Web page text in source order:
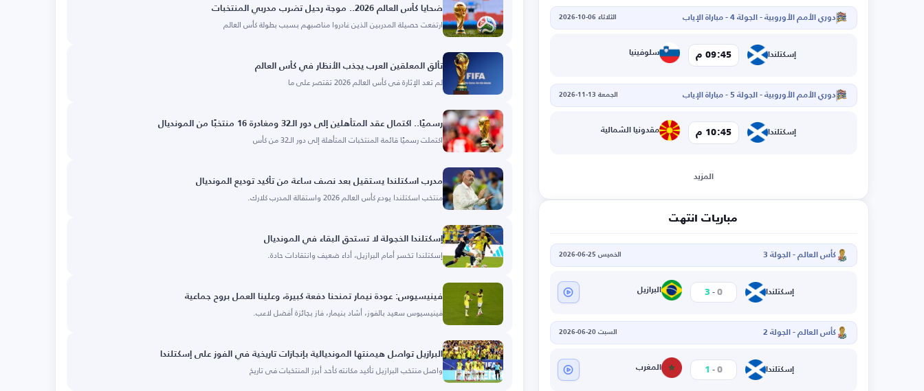
دوري الأمم الأوروبية - الجولة 4 - مباراة الإياب الثلاثاء 06-10-2026
إسكتلندا 09:45 م سلوفينيا
دوري الأمم الأوروبية - الجولة 5 - مباراة الإياب الجمعة 13-11-2026
إسكتلندا 10:45 م مقدونيا الشمالية
المزيد
مباريات انتهت
كأس العالم - الجولة 3 الخميس 25-06-2026
إسكتلندا 0
-
3 البرازيل
كأس العالم - الجولة 2 السبت 20-06-2026
إسكتلندا 0
-
1 المغرب
ضحايا كأس العالم 2026.. موجة رحيل تضرب مدربي المنتخبات
ارتفعت حصيلة المدربين الذين غادروا مناصبهم بسبب بطولة كأس العالم
تألق المعلقين العرب يجذب الأنظار في كأس العالم
لم تعد الإثارة في كأس العالم 2026 تقتصر على ما
رسميًا.. اكتمال عقد المتأهلين إلى دور الـ32 ومغادرة 16 منتخبًا من المونديال
اكتملت رسميًا قائمة المنتخبات المتأهلة إلى دور الـ32 من كأس
مدرب اسكتلندا يستقيل بعد نصف ساعة من تأكيد توديع المونديال
منتخب اسكتلندا يودع كأس العالم 2026 واستقالة المدرب كلارك.
إسكتلندا الخجولة لا تستحق البقاء في المونديال
إسكتلندا تخسر أمام البرازيل، أداء ضعيف وانتقادات حادة.
فينيسيوس: عودة نيمار تمنحنا دفعة كبيرة، وعلينا العمل بروح جماعية
فينيسيوس سعيد بالفوز، أشاد بنيمار، فاز بجائزة أفضل لاعب.
البرازيل تواصل هيمنتها المونديالية بإنجازات تاريخية في الفوز على إسكتلندا
واصل منتخب البرازيل تأكيد مكانته كأحد أبرز المنتخبات في تاريخ